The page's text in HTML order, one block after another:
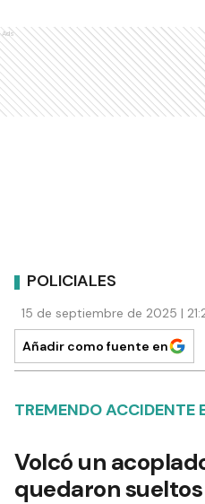
Ads
POLICIALES
15 de septiembre de 2025 |
Añadir como fuente en
TREMENDO ACCIDENTE
Volcó un
quedaron sueltos